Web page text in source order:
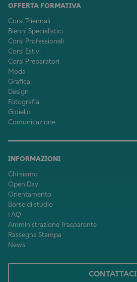
OFFERTA FORMATIVA
Corsi Triennali
Bienni Specialistici
Corsi Professionali
Corsi Estivi
Corsi Preparatori
Moda
Grafica
Design
Fotografia
Gioiello
Comunicazione
INFORMAZIONI
Chi siamo
Open Day
Orientamento
Borse di studio
FAQ
Amministrazione Trasparente
Rassegna Stampa
News
CONTATTACI